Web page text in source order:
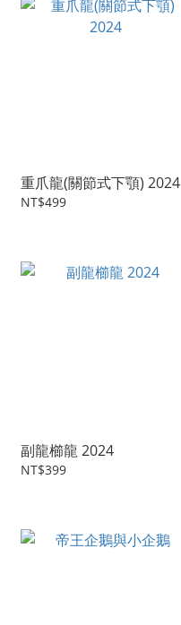
重爪龍(關節式下顎) 2024
NT$499
副龍櫛龍 2024
NT$399